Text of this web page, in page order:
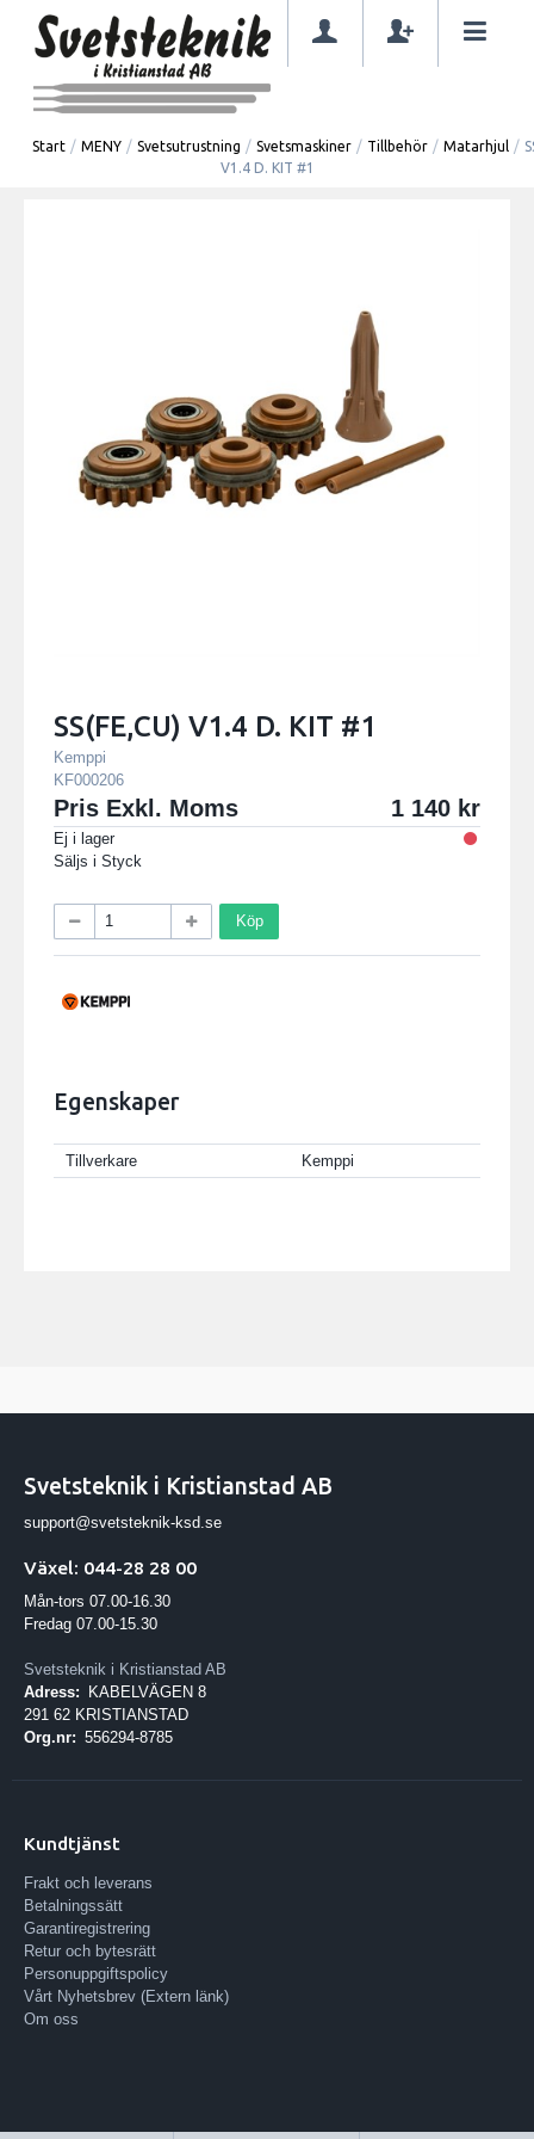
Start / MENY / Svetsutrustning / Svetsmaskiner / Tillbehör / Matarhjul /
V1.4 D. KIT #1
SS(FE,CU) V1.4 D. KIT #1
Kemppi
KF000206
Pris Exkl. Moms 1 140
Ej i lager
Säljs i Styck
Köp
Egenskaper
Tillverkare Kemppi
Svetsteknik i Kristianstad AB
support@svetsteknik-ksd.se
Växel: 044-28 28 00
Mån-tors 07.00-16.30
Fredag 07.00-15.30
Svetsteknik i Kristianstad AB
Adress:
KABELVÄGEN 8
291 62 KRISTIANSTAD
Org.nr: 556294-8785
Kundtjänst
Frakt och leverans
Betalningssätt
Garantiregistrering
Retur och bytesrätt
Personuppgiftspolicy
Vårt Nyhetsbrev (Extern länk)
Om oss